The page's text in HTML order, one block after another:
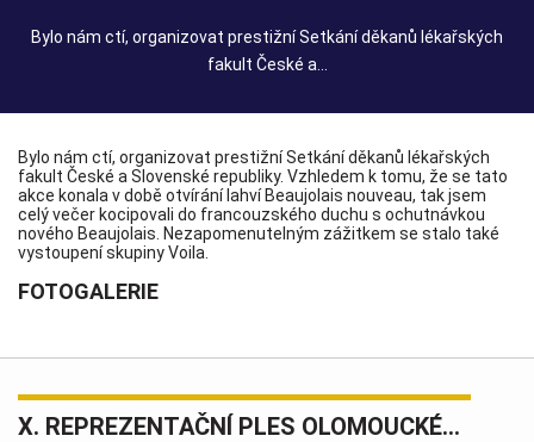
Bylo nám ctí, organizovat prestižní Setkání děkanů lékařských
fakult České a...
Bylo nám ctí, organizovat prestižní Setkání děkanů lékařských
fakult České a Slovenské republiky. Vzhledem k tomu, že se tato
akce konala v době otvírání lahví Beaujolais nouveau, tak jsem
celý večer kocipovali do francouzského duchu s ochutnávkou
nového Beaujolais. Nezapomenutelným zážitkem se stalo také
vystoupení skupiny Voila.
FOTOGALERIE
X. REPREZENTAČNÍ PLES OLOMOUCKÉHO KRAJE